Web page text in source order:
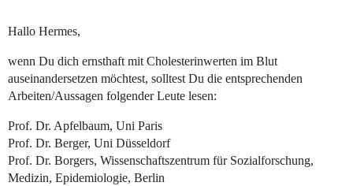
Hallo Hermes,
wenn Du dich ernsthaft mit Cholesterinwerten im Blut
auseinandersetzen möchtest, solltest Du die entsprechenden
Arbeiten/Aussagen folgender Leute lesen:
Prof. Dr. Apfelbaum, Uni Paris
Prof. Dr. Berger, Uni Düsseldorf
Prof. Dr. Borgers, Wissenschaftszentrum für Sozialforschung,
Medizin, Epidemiologie, Berlin